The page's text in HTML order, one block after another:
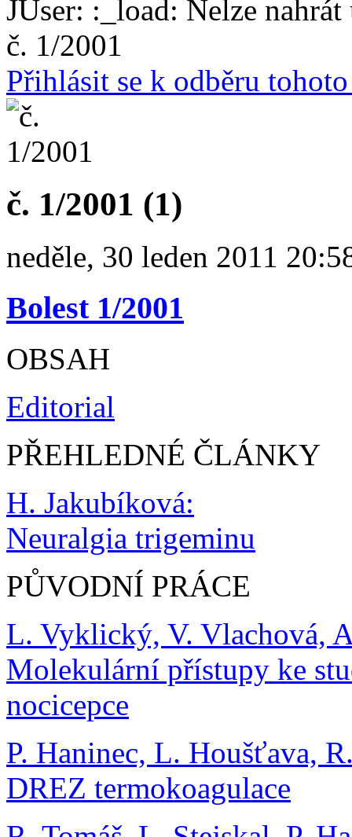
JUser: :_load: Nelze
č. 1/2001
Přihlásit se k odběru
č. 1/2001 (1)
neděle, 30 leden 2011
Bolest 1/2001
OBSAH
Editorial
PŘEHLEDNÉ ČLÁNKY
H. Jakubíková:
Neuralgia trigeminu
PŮVODNÍ PRÁCE
L. Vyklický, V. Vlachová,
Molekulární přístupy ke
nocicepce
P. Haninec, L. Houšťava,
DREZ termokoagulace